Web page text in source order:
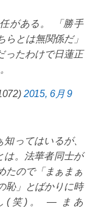
がある。 「勝手
らとは無関係だ」
ったわけで日蓮正
2015, 6月 9
ってはいるが、
は。法華者同士が
たので「まぁまぁ
恥」とばかりに時
(笑)。 — まあ